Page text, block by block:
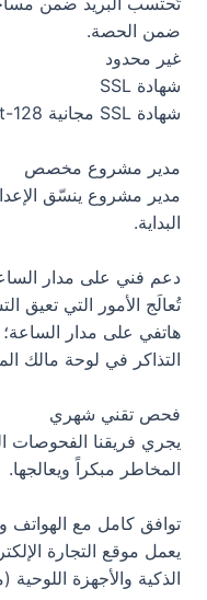
ضمن الحصة.
غير محدود
شهادة SSL
شهادة SSL مجانية 128-bit من cPanel وتُجدَّد سنوياً.
مدير مشروع مخصص
مدير مشروع ينسّق
البداية.
دعم فني على مدار
تُعالَج الأمور التي
هاتفي على مدار الساعة؛
التذاكر في لوحة مالك
فحص تقني شهري
يجري فريقنا الفحوصات
المخاطر مبكراً ويعالجها.
توافق كامل مع الهواتف
يعمل موقع التجارة
الذكية والأجهزة اللوحية